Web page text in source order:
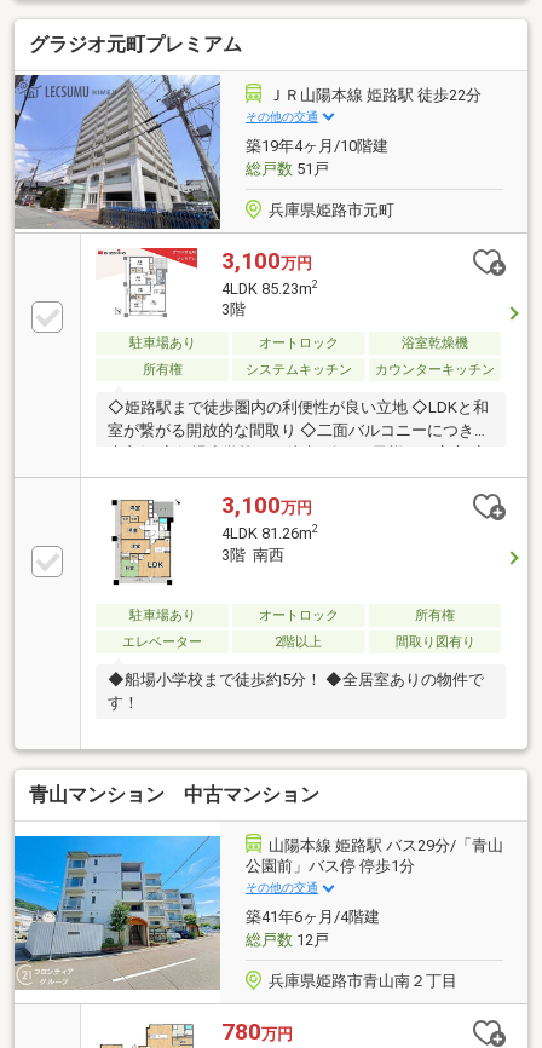
グラジオ元町プレミアム
ＪＲ山陽本線 姫路駅 徒歩22分
その他の交通
築19年4ヶ月/10階建
総戸数51戸
兵庫県姫路市元町
3,100万円
4LDK 85.23m2
3階
駐車場あり オートロック
浴室乾燥機
所有権
システムキッチン カウンターキッチン
◇姫路駅まで徒歩圏内の利便性が良い立地 ◇LDKと和
室が繋がる開放的な間取り ◇二面バルコニーにつき採
徒歩10分圏内に生活利便施設が充実
3,100万円
4LDK 81.26m2
3階 南西
駐車場あり オートロック
所有権
エレベーター
2階以上 間取り図有り
◆船場小学校まで徒歩約5分！ ◆全居室ありの物件で
す！
青山マンション 中古マンション
山陽本線 姫路駅 バス29分/「青山
公園前」バス停 停歩1分
その他の交通
築41年6ヶ月/4階建
総戸数12戸
兵庫県姫路市青山南２丁目
780万円